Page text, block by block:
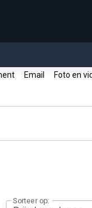
Email Foto en
Sorteer op: